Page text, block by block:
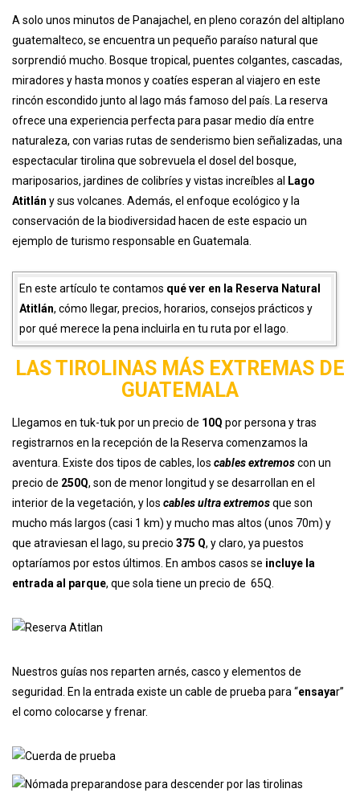
A solo unos minutos de Panajachel, en pleno corazón del altiplano
guatemalteco, se encuentra un pequeño paraíso natural que
sorprendió mucho. Bosque tropical, puentes colgantes, cascadas,
miradores y hasta monos y coatíes esperan al viajero en este
rincón escondido junto al lago más famoso del país. La reserva
ofrece una experiencia perfecta para pasar medio día entre
naturaleza, con varias rutas de senderismo bien señalizadas, una
espectacular tirolina que sobrevuela el dosel del bosque,
mariposarios, jardines de colibríes y vistas increíbles al
Lago
Atitlán y sus volcanes. Además, el enfoque ecológico y la
conservación de la biodiversidad hacen de este espacio un
ejemplo de turismo responsable en Guatemala.
En este artículo te contamos qué ver en la Reserva Natural
Atitlán, cómo llegar, precios, horarios, consejos prácticos y
por qué merece la pena incluirla en tu ruta por el lago.
LAS TIROLINAS MÁS EXTREMAS DE
GUATEMALA
Llegamos en tuk-tuk por un precio de 10Q por persona y tras
registrarnos en la recepción de la Reserva comenzamos la
aventura. Existe dos tipos de cables, los cables extremoscon un
precio de 250Q, son de menor longitud y se desarrollan en el
interior de la vegetación, y los cables ultra extremosque son
mucho más largos (casi 1 km) y mucho mas altos (unos 70m) y
que atraviesan el lago, su precio 375 Q, y claro, ya puestos
optaríamos por estos últimos. En ambos casos se incluye la
entrada al parque, que sola tiene un precio de 65Q.
Nuestros guías nos reparten arnés, casco y elementos de
seguridad. En la entrada existe un cable de prueba para “ensayar”
el como colocarse y frenar.